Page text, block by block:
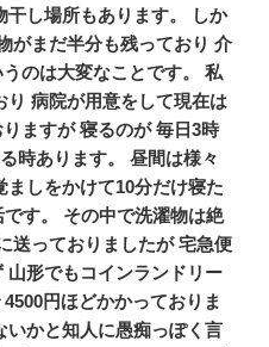
し場所もあります。 しか
がまだ半分も残っており 介
のは大変なことです。 私
り 病院が用意をして現在は
ますが 寝るのが 毎日3時
時あります。 昼間は様々
しをかけて10分だけ寝た
す。 その中で洗濯物は絶
送っておりましたが 宅急便
山形でもコインランドリー
円ほどかかっておりま
いかと知人に愚痴っぽく言